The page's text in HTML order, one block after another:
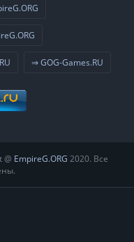
⇒ GOG-Games.RU
@ EmpireG.ORG 2020. Все